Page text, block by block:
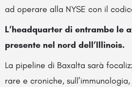
ad operare alla NYSE con il
L’headquarter di entrambe le
presente nel nord dell’Illinois.
La pipeline di Baxalta sarà
rare e croniche,